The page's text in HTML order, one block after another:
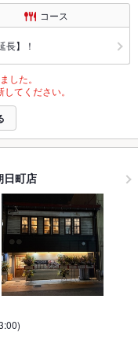
コース
長】！
した。
てください。
日町店